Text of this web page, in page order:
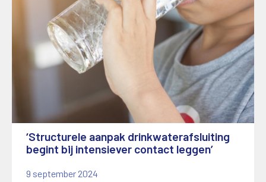
‘Structurele aanpak drinkwaterafsluiting
begint bij intensiever contact leggen’
9 september 2024